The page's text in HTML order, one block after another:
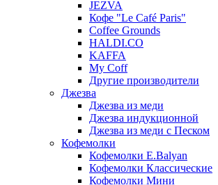
JEZVA
Кофе "Le Café Paris"
Coffee Grounds
HALDI.CO
KAFFA
My Coff
Другие производители
Джезва
Джезва из меди
Джезва индукционной
Джезва из меди с Песком
Кофемолки
Кофемолки E.Balyan
Кофемолки Классические
Кофемолки Мини